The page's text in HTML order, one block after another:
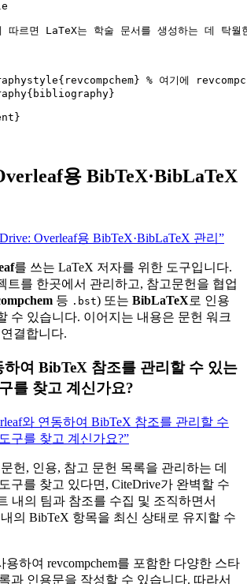
따르면 LaTeX는 학술 문서를 생성하는 데 탁
{revcompchem} % 여기에
{bibliography}
}
용 BibTeX·BibLaTeX
Overleaf용 BibTeX·BibLaTeX 관리”
를 쓰는 LaTeX 저자를 위한 도구입니다.
트를 한곳에서 관리하고, 참고문헌을 협업
등 .bst) 또는 BibLaTeX로 인용
수 있습니다. 이어지는 내용은 문헌 워크
결합니다.
하여 BibTeX 참조를 관리할 수 있는
를 찾고 계신가요?
와 연동하여 BibTeX 참조를 관리할 수
구를 찾고 계신가요?”
헌, 인용, 참고 문헌 목록을 관리하는 데
구를 찾고 있다면, CiteDrive가 완벽할 수
내의 팀과 참조를 수집 및 조직하면서
의 BibTeX 항목을 최신 상태로 유지할 수
용하여 revcompchem를 포함한 다양한 스타
과 인용문을 작성할 수 있습니다. 따라서